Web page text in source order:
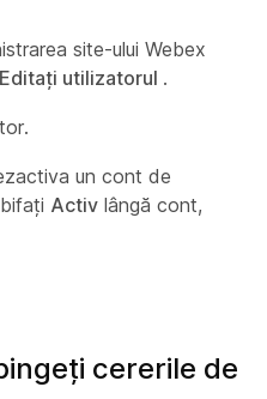
site-ului Webex
Editați utilizatorul .
un cont de
Activ lângă cont,
cererile de